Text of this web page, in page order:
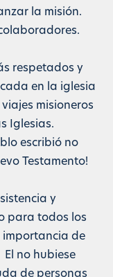
la misión.
respetados y
en la iglesia
misioneros
Iglesias.
escribió no
Testamento!
y
para todos los
importancia de
no hubiese
de personas